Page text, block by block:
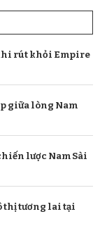
rút khỏi Empire
giữa lòng Nam
lược Nam Sài
thị tương lai tại